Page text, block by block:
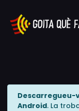
Descarregueu-
Android. La